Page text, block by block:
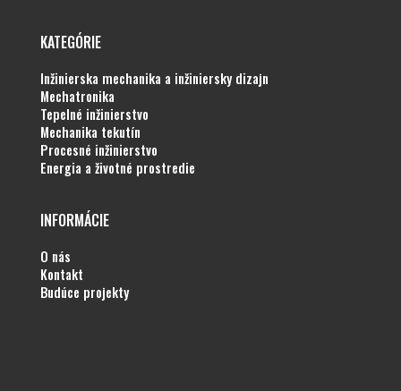
KATEGÓRIE
inžinierska mechanika a inžiniersky dizajn
mechatronika
tepelné inžinierstvo
mechanika tekutín
procesné inžinierstvo
energia a životné prostredie
INFORMÁCIE
o nás
kontakt
budúce projekty